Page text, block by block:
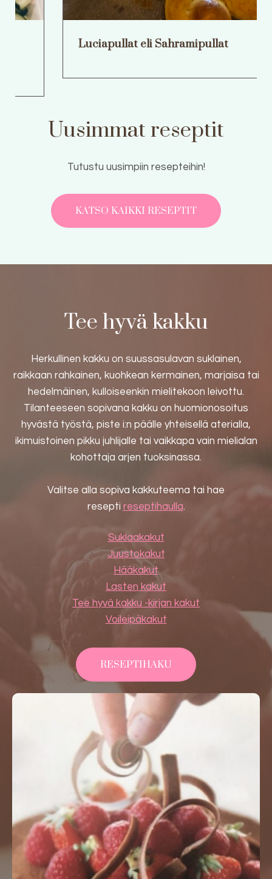
eli Sahramipullat
Uusimmat reseptit
Tutustu uusimpiin resepteihin!
KATSO KAIKKI RESEPTIT
Tee hyvä kakku
Herkullinen kakku on suussasulavan suklainen,
raikkaan rahkainen, kuohkean kermainen, marjaisa tai
hedelmäinen, kulloiseenkin mielitekoon leivottu.
Tilanteeseen sopivana kakku on huomionosoitus
hyvästä työstä, piste i:n päälle yhteisellä aterialla,
ikimuistoinen pikku juhlijalle tai vaikkapa vain mielialan
kohottaja arjen tuoksinassa.
Valitse alla sopiva kakkuteema tai hae
resepti reseptihaulla.
Suklaakakut
Juustokakut
Hääkakut
Lasten kakut
Tee hyvä kakku -kirjan kakut
Voileipäkakut
RESEPTIHAKU